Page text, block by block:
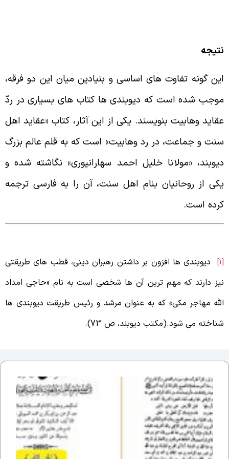
گونه تفاوت های اساسی و بنیادین میان این دو فرقه،
شده است که دیوبندی ها کتاب های بسیاری در ردّ
وهابیت بنویسند. یکی از این آثار، کتاب «عقاید اهل
و جماعت، در رد وهابیت» است که به قلم عالم بزرگ
«مولانا خلیل احمد سهارانپوری» نگاشته شده و
از روحانیان بنام اهل سنت، آن را به فارسی ترجمه
است.
دیوبندی ها افزون بر داشتن رهبران دینی، قطب های طریقتی
دارند که مهم ترین آن ها شخصی است به نام «حاجی امداد
مهاجر مکی» که به عنوان مرشد و رئیس طریقت دیوبندی ها
می شود.(مکتب دیوبند، ص 73).
جواز
–